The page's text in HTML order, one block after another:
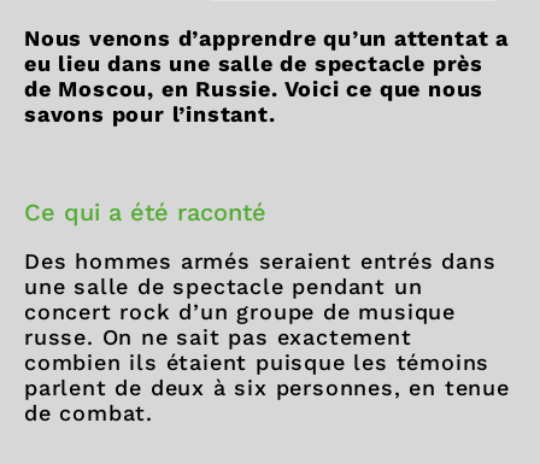
Nous venons d’apprendre qu’un attentat a
eu lieu dans une salle de spectacle près
de Moscou, en Russie. Voici ce que nous
savons pour l’instant.
Ce qui a été raconté
Des hommes armés seraient entrés dans
une salle de spectacle pendant un
concert rock d’un groupe de musique
russe. On ne sait pas exactement
combien ils étaient puisque les témoins
parlent de deux à six personnes, en tenue
de combat.